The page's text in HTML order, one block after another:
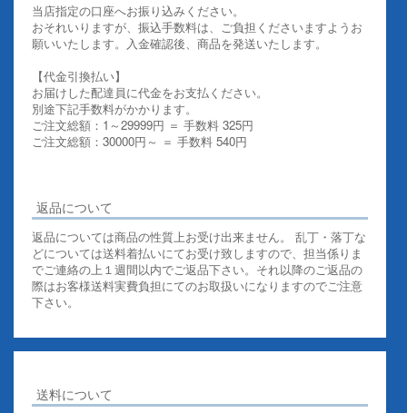
当店指定の口座へお振り込みください。
おそれいりますが、振込手数料は、ご負担くださいますようお
願いいたします。入金確認後、商品を発送いたします。
【代金引換払い】
お届けした配達員に代金をお支払ください。
別途下記手数料がかかります。
ご注文総額：1～29999円 ＝ 手数料 325円
ご注文総額：30000円～ ＝ 手数料 540円
返品について
返品については商品の性質上お受け出来ません。 乱丁・落丁な
どについては送料着払いにてお受け致しますので、担当係りま
でご連絡の上１週間以内でご返品下さい。それ以降のご返品の
際はお客様送料実費負担にてのお取扱いになりますのでご注意
下さい。
送料について